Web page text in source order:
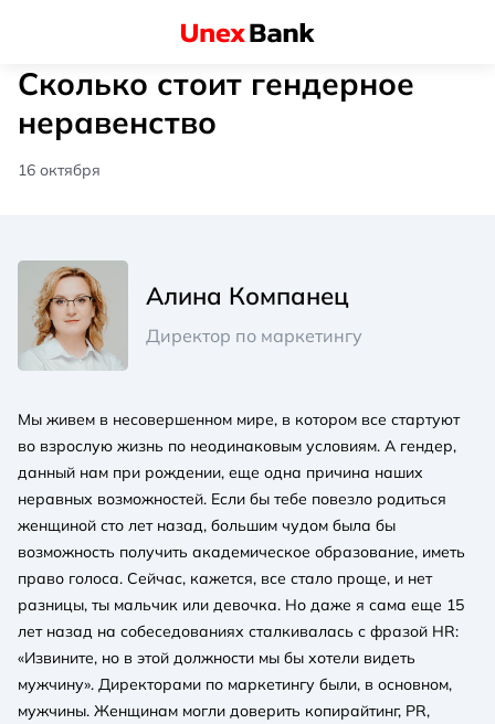
Сколько стоит гендерное
неравенство
16 октября
Алина Компанец
Директор по маркетингу
Мы живем в несовершенном мире, в котором все стартуют
во взрослую жизнь по неодинаковым условиям. А гендер,
данный нам при рождении, еще одна причина наших
неравных возможностей. Если бы тебе повезло родиться
женщиной сто лет назад, большим чудом была бы
возможность получить академическое образование, иметь
право голоса. Сейчас, кажется, все стало проще, и нет
разницы, ты мальчик или девочка. Но даже я сама еще 15
лет назад на собеседованиях сталкивалась с фразой HR:
«Извините, но в этой должности мы бы хотели видеть
мужчину». Директорами по маркетингу были, в основном,
мужчины. Женщинам могли доверить копирайтинг, PR,